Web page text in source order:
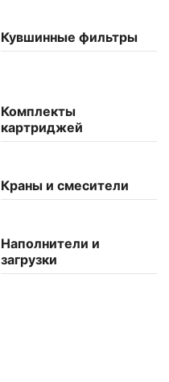
Кувшинные фильтры
Комплекты
картриджей
Краны и смесители
Наполнители и
загрузки